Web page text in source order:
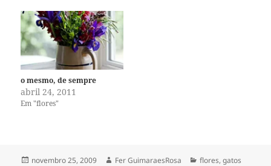
o mesmo, de sempre
abril 24, 2011
Em "flores"
Publicado
novembro 25, 2009 Autor
Fer GuimaraesRosa Categorias
flores,gatos